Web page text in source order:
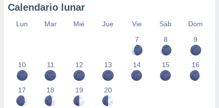
Calendario lunar
Lun Mar Mié Jue Vie Sáb
Dom
7
8 9
10 11 12 13 14 15 16
17 18 19 20